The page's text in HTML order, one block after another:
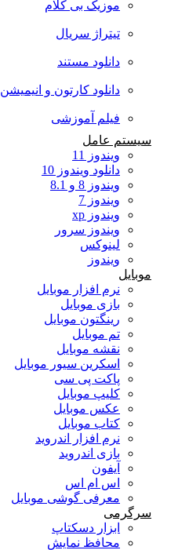
موزیک بی کلام
تیتراژ سریال
دانلود مستند
دانلود کارتون و انیمیشن
فیلم آموزشی
سیستم عامل
ویندوز 11
دانلود ویندوز 10
ویندوز 8 و 8.1
ویندوز 7
ویندوز xp
ویندوز سرور
لینوکس
ویندوز
موبایل
نرم افزار موبایل
بازی موبایل
رینگتون موبایل
تم موبایل
نقشه موبایل
اسکرین سیور موبایل
پاکت پی سی
کلیپ موبایل
عکس موبایل
کتاب موبایل
نرم افزار اندروید
بازی اندروید
آیفون
اس ام اس
معرفی گوشی موبایل
سرگرمی
ابزار دسکتاپ
محافظ نمایش